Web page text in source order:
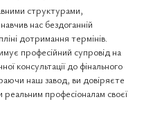
структурами,
нас бездоганній
дотримання термінів.
професійний супровід на
консультації до фінального
наш завод, ви довіряєте
професіоналам своєї